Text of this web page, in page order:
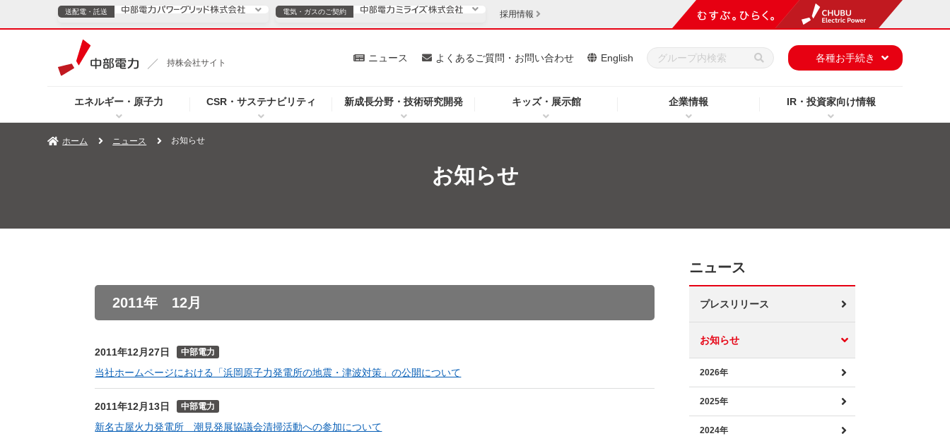
持株会社サイト
エネルギー・原子力 CSR・サステナビリティ 新成長分野・技術研究開発 キッズ・展示館 企業情報 IR・投資家向け情報
ニュース よくあるご質問・お問い合わせ English 各種お手続き
送配電・託送
TOPページへ ご案内 安定供給
企業情報
ニュース（新しいウィンドウを開きます）
よくあるご質問・お問い合わせ（新しいウィンドウを開きます）
電気・ガスのご契約
電気・ガスのご契約
TOPページへ 個人のお客さま 法人のお客さま
採用情報
ホーム ニュース お知らせ
お知らせ
2011年 12月
2011年12月27日 中部電力
当社ホームページにおける「浜岡原子力発電所の地震・津波対策」の公開について
2011年12月13日 中部電力
新名古屋火力発電所 潮見発展協議会清掃活動への参加について
ニュース
プレスリリース
お知らせ
2026年
2025年
2024年